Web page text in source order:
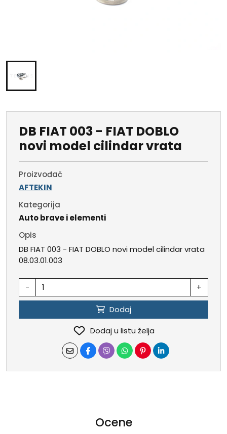
DB FIAT 003 - FIAT DOBLO
novi model cilindar vrata
Proizvođač
AFTEKIN
Kategorija
Auto brave i elementi
Opis
DB FIAT 003 - FIAT DOBLO novi model cilindar vrata
08.03.01.003
- +
Dodaj
Dodaj u listu želja
Ocene